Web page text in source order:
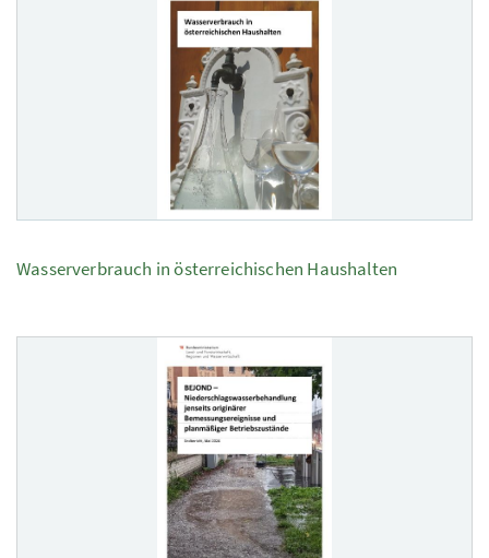
Wasserverbrauch in österreichischen Haushalten